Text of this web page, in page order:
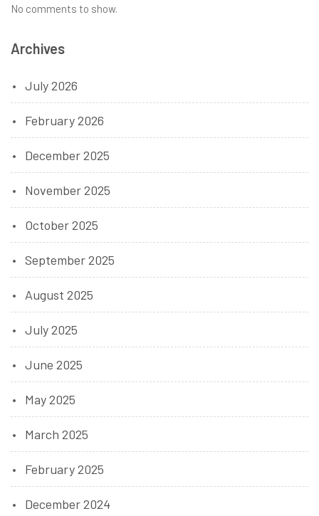
No comments to show.
Archives
July 2026
February 2026
December 2025
November 2025
October 2025
September 2025
August 2025
July 2025
June 2025
May 2025
March 2025
February 2025
December 2024